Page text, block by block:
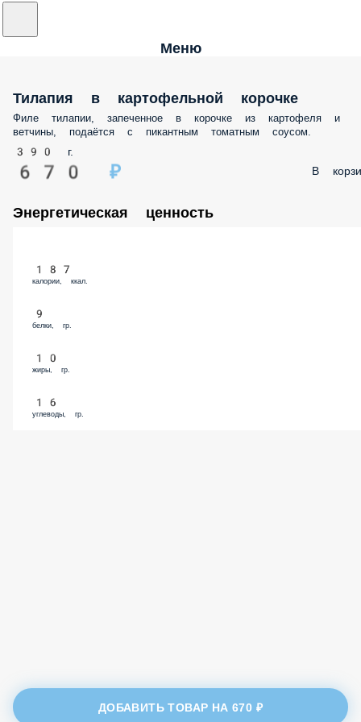
Меню
Тилапия в картофельной корочке
Филе тилапии, запеченное в корочке из картофеля и
ветчины, подаётся с пикантным томатным соусом.
390 г.
670 ₽ В
Энергетическая ценность
187
калории, ккал.
9
белки, гр.
10
жиры, гр.
16
углеводы, гр.
ДОБАВИТЬ ТОВАР НА670 ₽